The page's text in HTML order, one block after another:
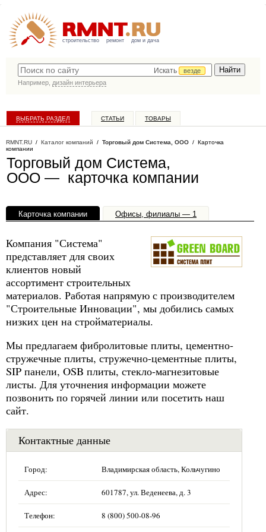
строительство ремонт дом и дача
Искать
везде
Например, дизайн интерьера
ВЫБРАТЬ РАЗДЕЛ СТАТЬИ ТОВАРЫ
RMNT.RU / Каталог компаний / Торговый дом Система, ООО / Карточка
компании
Торговый дом Система,
ООО — карточка компании
Карточка компании Офисы, филиалы — 1
Компания "Система"
представляет для своих
клиентов новый
ассортимент строительных
материалов. Работая напрямую с производителем
"Строительные Инновации", мы добились самых
низких цен на стройматериалы.
Мы предлагаем фибролитовые плиты, цементно-
стружечные плиты, стружечно-цементные плиты,
SIP панели, OSB плиты, стекло-магнезитовые
листы. Для уточнения информации можете
позвонить по горячей линии или посетить наш
сайт.
Контактные данные
Город: Владимирская область, Кольчугино
Адрес: 601787, ул. Веденеева, д. 3
Телефон: 8 (800) 500-08-96